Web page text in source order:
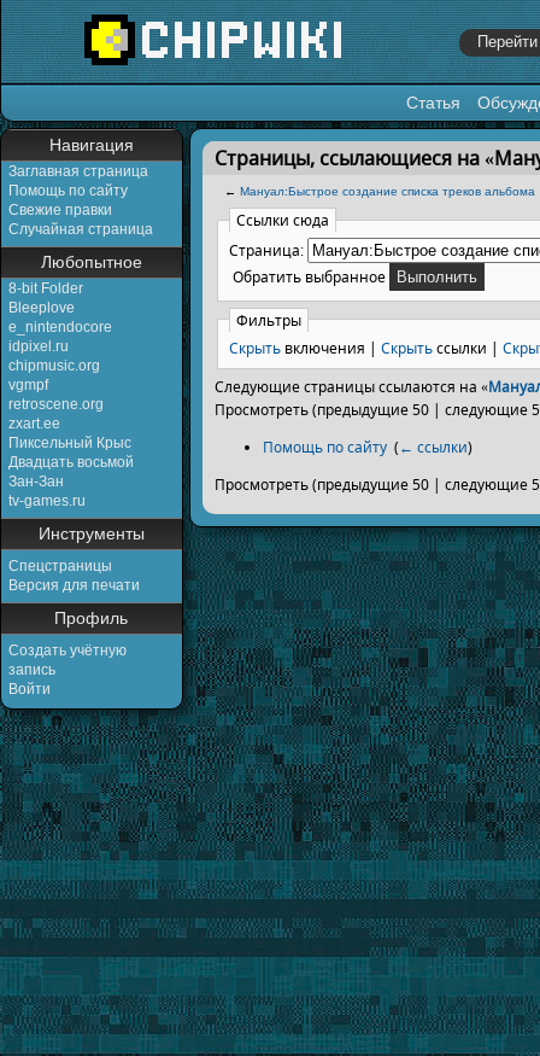
Статья
Навигация
Заглавная страница
Помощь по сайту
Свежие правки
Случайная страница
Любопытное
8-bit Folder
Bleeplove
e_nintendocore
idpixel.ru
chipmusic.org
vgmpf
retroscene.org
zxart.ee
Пиксельный Крыс
Двадцать восьмой
Зан-Зан
tv-games.ru
Инструменты
Спецстраницы
Версия для печати
Профиль
Создать учётную
запись
Войти
Перейти к:навигация,поиск
Страницы, ссылающиеся на
← Мануал:Быстрое создание списка треков альбома
Ссылки сюда
Страница:
Обратить выбранное
Фильтры
Скрыть включения | Скрытьссылки |
Следующие страницы ссылаются на «
Просмотреть (предыдущие 50 | следующие
Помощь по сайту (← ссылки)
Просмотреть (предыдущие 50 | следующие